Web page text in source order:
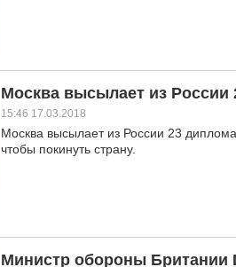
Москва высылает из России
15:46 17.03.2018
Москва высылает из России 23
чтобы покинуть страну.
Министр обороны Британии